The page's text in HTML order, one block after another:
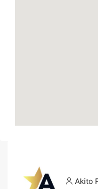
Akito